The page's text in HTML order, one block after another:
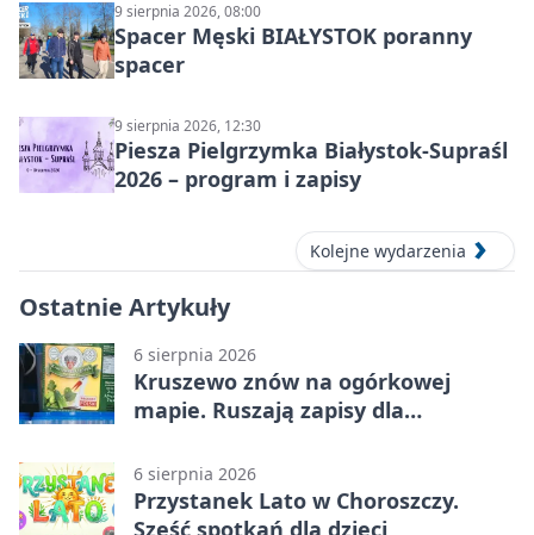
9 sierpnia 2026, 08:00
Spacer Męski BIAŁYSTOK poranny
spacer
9 sierpnia 2026, 12:30
Piesza Pielgrzymka Białystok-Supraśl
2026 – program i zapisy
Kolejne wydarzenia
Ostatnie Artykuły
6 sierpnia 2026
Kruszewo znów na ogórkowej
mapie. Ruszają zapisy dla
6 sierpnia 2026
Przystanek Lato w Choroszczy.
Sześć spotkań dla dzieci